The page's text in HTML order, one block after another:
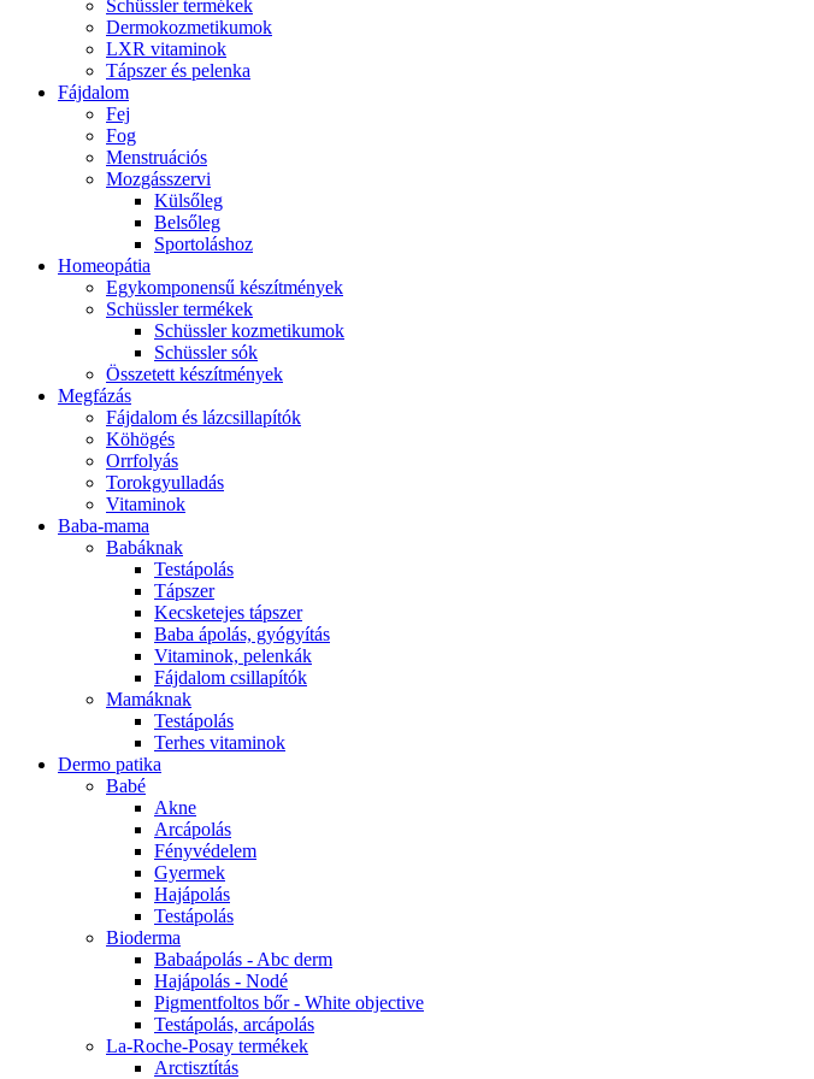
Schüssler termékek
Dermokozmetikumok
LXR vitaminok
Tápszer és pelenka
Fájdalom
Fej
Fog
Menstruációs
Mozgásszervi
Külsőleg
Belsőleg
Sportoláshoz
Homeopátia
Egykomponensű készítmények
Schüssler termékek
Schüssler kozmetikumok
Schüssler sók
Összetett készítmények
Megfázás
Fájdalom és lázcsillapítók
Köhögés
Orrfolyás
Torokgyulladás
Vitaminok
Baba-mama
Babáknak
Testápolás
Tápszer
Kecsketejes tápszer
Baba ápolás, gyógyítás
Vitaminok, pelenkák
Fájdalom csillapítók
Mamáknak
Testápolás
Terhes vitaminok
Dermo patika
Babé
Akne
Arcápolás
Fényvédelem
Gyermek
Hajápolás
Testápolás
Bioderma
Babaápolás - Abc derm
Hajápolás - Nodé
Pigmentfoltos bőr - White objective
Testápolás, arcápolás
La-Roche-Posay termékek
Arctisztítás